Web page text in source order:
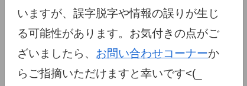
いますが、誤字脱字や情報の誤りが生じ
る可能性があります。お気付きの点がご
ざいましたら、 お問い合わせコーナーか
らご指摘いただけますと幸いです<(_